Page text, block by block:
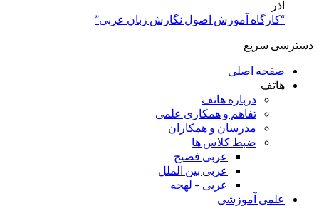
آذر
“کارگاه آموزش اصول نگارش زبان عربی”
دسترسی سریع
صفحه اصلی
هاتف
درباره هاتف
تفاهم و همکاری علمی
مدرسان و همکاران
ضبط کلاس ها
عربی فصیح
عربی بین الملل
عربی – لهجه
علمی آموزشی